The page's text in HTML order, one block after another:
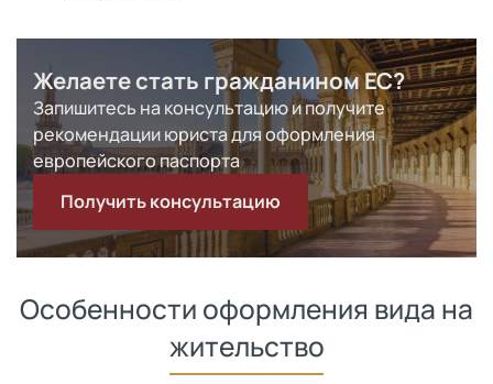
Желаете стать гражданином ЕС?
Запишитесь на консультацию и получите
рекомендации юриста для оформления
европейского паспорта
Получить консультацию
Особенности оформления вида на
жительство